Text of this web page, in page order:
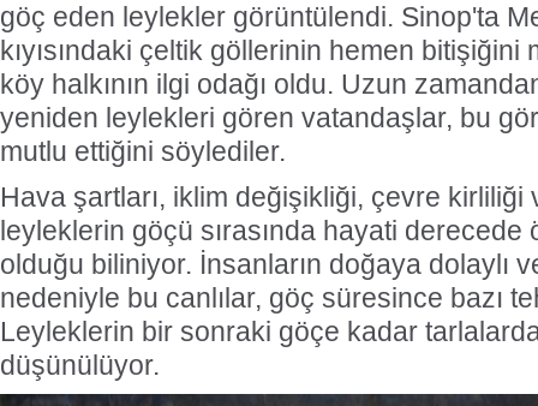
göç eden leylekler görüntülendi. Sinop'ta
kıyısındaki çeltik göllerinin hemen
köy halkının ilgi odağı oldu. Uzun
yeniden leylekleri gören vatandaşlar, bu
mutlu ettiğini söylediler.
Hava şartları, iklim değişikliği, çevre kirliliği
leyleklerin göçü sırasında hayati derecede
olduğu biliniyor. İnsanların doğaya dolaylı
nedeniyle bu canlılar, göç süresince bazı
Leyleklerin bir sonraki göçe kadar
düşünülüyor.